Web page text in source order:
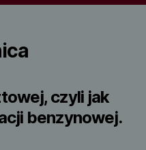
czyli jak
benzynowej.